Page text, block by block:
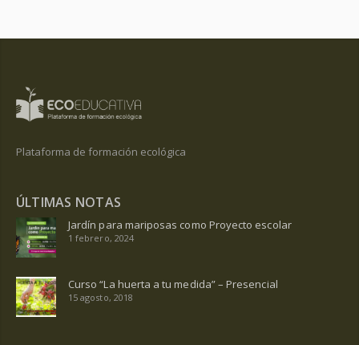
Plataforma de formación ecológica
ÚLTIMAS NOTAS
Jardín para mariposas como Proyecto escolar
1 febrero, 2024
Curso “La huerta a tu medida” – Presencial
15 agosto, 2018